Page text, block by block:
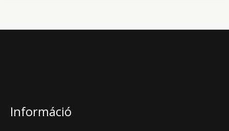
Információ